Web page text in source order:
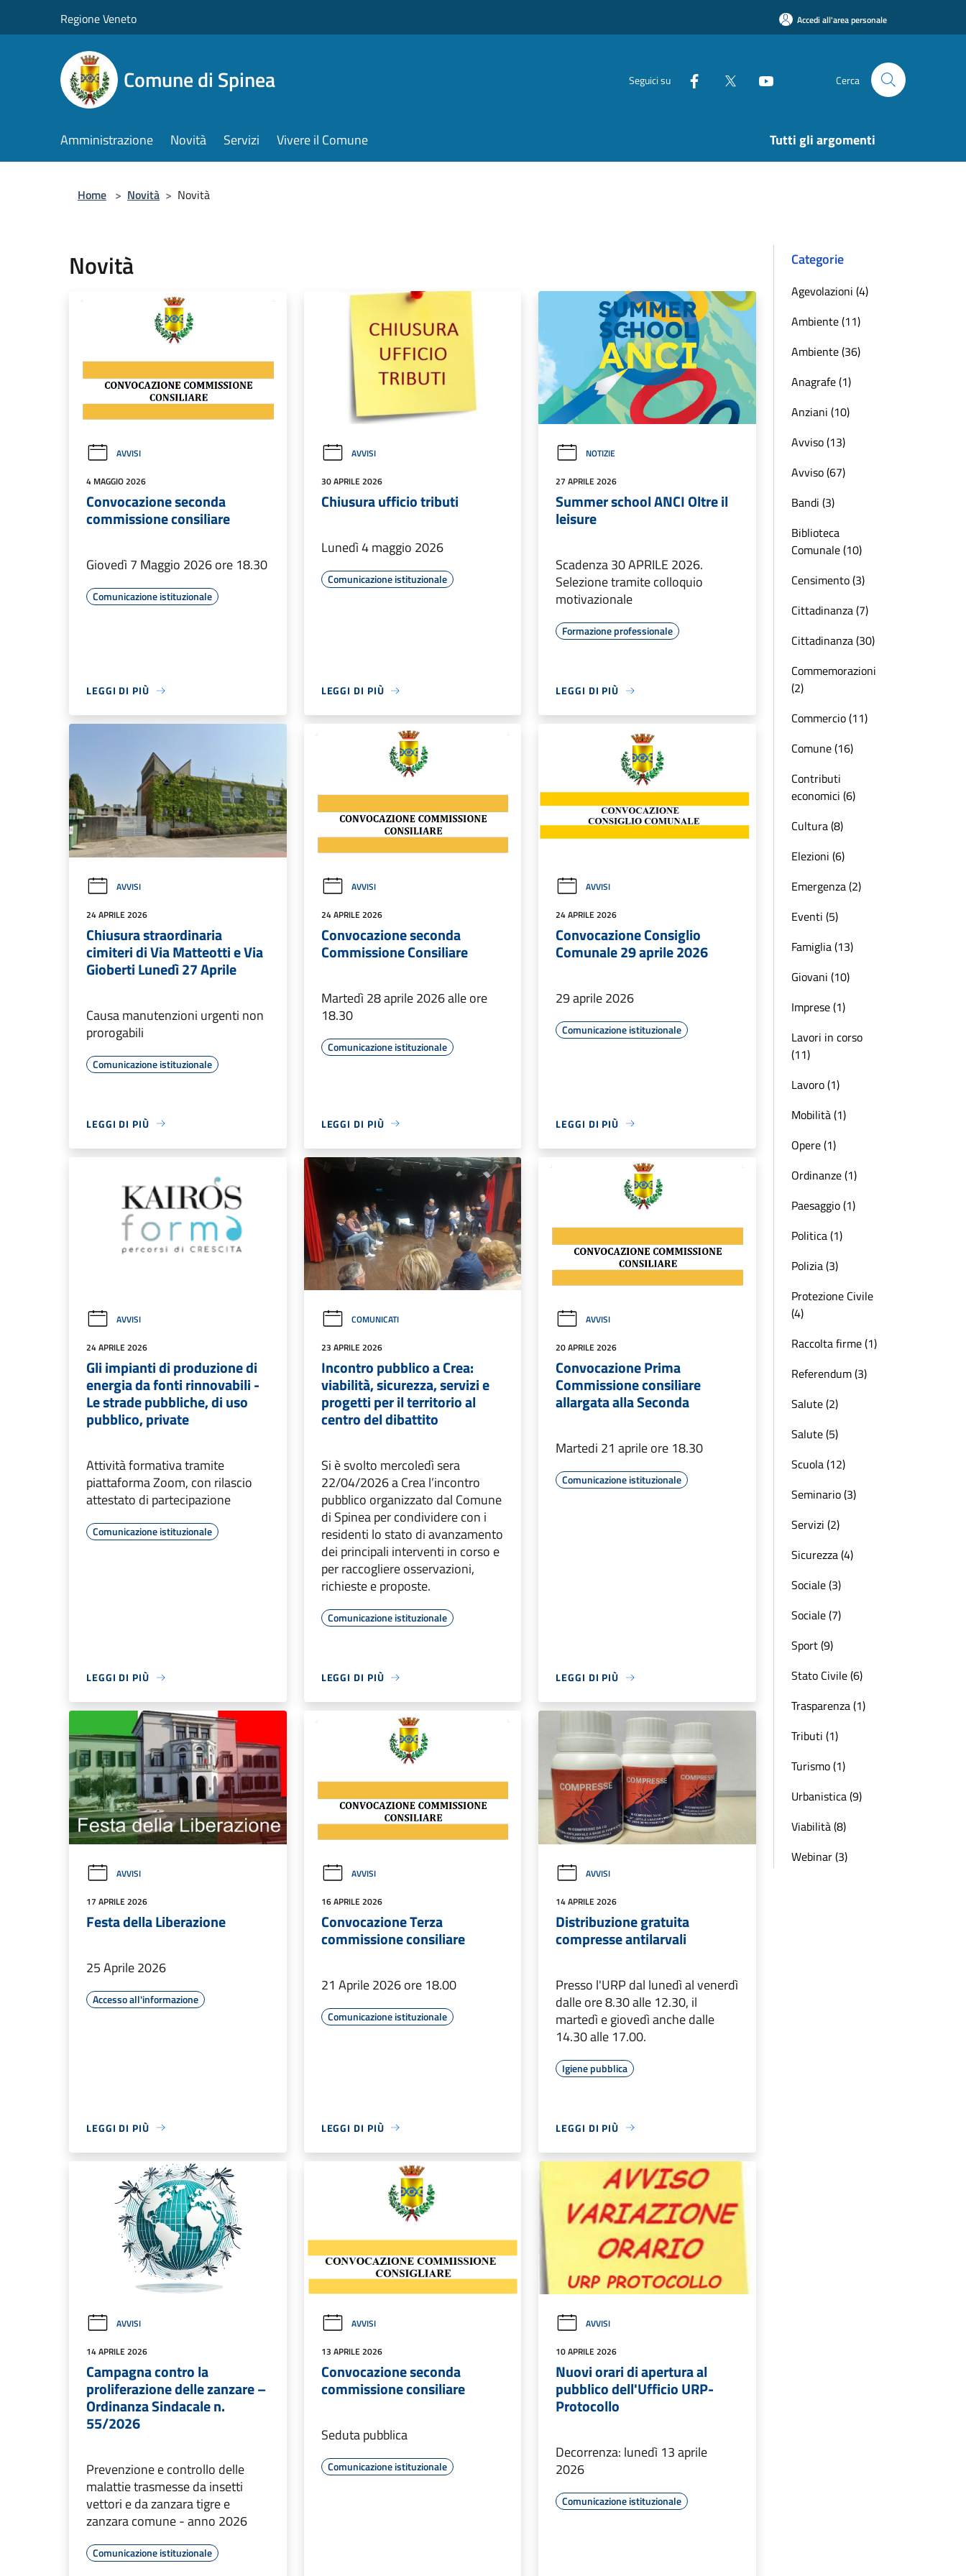
Regione Veneto Accedi all'area personale
Comune di Spinea Seguici su Cerca
Amministrazione Novità Servizi Vivere il Comune Tutti gli argomenti
Home > Novità > Novità
Novità
AVVISI
4 MAGGIO 2026
Convocazione seconda
commissione consiliare
Giovedì 7 Maggio 2026 ore 18.30
Comunicazione istituzionale
LEGGI DI PIÙ
AVVISI
30 APRILE 2026
Chiusura ufficio tributi
Lunedì 4 maggio 2026
Comunicazione istituzionale
LEGGI DI PIÙ
NOTIZIE
27 APRILE 2026
Summer school ANCI Oltre il
leisure
Scadenza 30 APRILE 2026.
Selezione tramite colloquio
motivazionale
Formazione professionale
LEGGI DI PIÙ
AVVISI
24 APRILE 2026
Chiusura straordinaria
cimiteri di Via Matteotti e Via
Gioberti Lunedì 27 Aprile
Causa manutenzioni urgenti non
prorogabili
Comunicazione istituzionale
LEGGI DI PIÙ
AVVISI
24 APRILE 2026
Convocazione seconda
Commissione Consiliare
Martedì 28 aprile 2026 alle ore
18.30
Comunicazione istituzionale
LEGGI DI PIÙ
AVVISI
24 APRILE 2026
Convocazione Consiglio
Comunale 29 aprile 2026
29 aprile 2026
Comunicazione istituzionale
LEGGI DI PIÙ
AVVISI
24 APRILE 2026
Gli impianti di produzione di
energia da fonti rinnovabili -
Le strade pubbliche, di uso
pubblico, private
Attività formativa tramite
piattaforma Zoom, con rilascio
attestato di partecipazione
Comunicazione istituzionale
LEGGI DI PIÙ
COMUNICATI
23 APRILE 2026
Incontro pubblico a Crea:
viabilità, sicurezza, servizi e
progetti per il territorio al
centro del dibattito
Si è svolto mercoledì sera
22/04/2026 a Crea l’incontro
pubblico organizzato dal Comune
di Spinea per condividere con i
residenti lo stato di avanzamento
dei principali interventi in corso e
per raccogliere osservazioni,
richieste e proposte.
Comunicazione istituzionale
LEGGI DI PIÙ
AVVISI
20 APRILE 2026
Convocazione Prima
Commissione consiliare
allargata alla Seconda
Martedi 21 aprile ore 18.30
Comunicazione istituzionale
LEGGI DI PIÙ
AVVISI
17 APRILE 2026
Festa della Liberazione
25 Aprile 2026
Accesso all'informazione
LEGGI DI PIÙ
AVVISI
16 APRILE 2026
Convocazione Terza
commissione consiliare
21 Aprile 2026 ore 18.00
Comunicazione istituzionale
LEGGI DI PIÙ
AVVISI
14 APRILE 2026
Distribuzione gratuita
compresse antilarvali
Presso l'URP dal lunedì al venerdì
dalle ore 8.30 alle 12.30, il
martedì e giovedì anche dalle
14.30 alle 17.00.
Igiene pubblica
LEGGI DI PIÙ
AVVISI
14 APRILE 2026
Campagna contro la
proliferazione delle zanzare –
Ordinanza Sindacale n.
55/2026
Prevenzione e controllo delle
malattie trasmesse da insetti
vettori e da zanzara tigre e
zanzara comune - anno 2026
Comunicazione istituzionale
AVVISI
13 APRILE 2026
Convocazione seconda
commissione consiliare
Seduta pubblica
Comunicazione istituzionale
AVVISI
10 APRILE 2026
Nuovi orari di apertura al
pubblico dell'Ufficio URP-
Protocollo
Decorrenza: lunedì 13 aprile
2026
Comunicazione istituzionale
Categorie
Agevolazioni (4)
Ambiente (11)
Ambiente (36)
Anagrafe (1)
Anziani (10)
Avviso (13)
Avviso (67)
Bandi (3)
Biblioteca
Comunale (10)
Censimento (3)
Cittadinanza (7)
Cittadinanza (30)
Commemorazioni
(2)
Commercio (11)
Comune (16)
Contributi
economici (6)
Cultura (8)
Elezioni (6)
Emergenza (2)
Eventi (5)
Famiglia (13)
Giovani (10)
Imprese (1)
Lavori in corso
(11)
Lavoro (1)
Mobilità (1)
Opere (1)
Ordinanze (1)
Paesaggio (1)
Politica (1)
Polizia (3)
Protezione Civile
(4)
Raccolta firme (1)
Referendum (3)
Salute (2)
Salute (5)
Scuola (12)
Seminario (3)
Servizi (2)
Sicurezza (4)
Sociale (3)
Sociale (7)
Sport (9)
Stato Civile (6)
Trasparenza (1)
Tributi (1)
Turismo (1)
Urbanistica (9)
Viabilità (8)
Webinar (3)